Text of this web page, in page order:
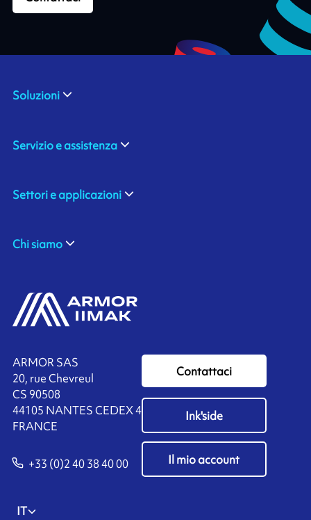
ARMOR SAS
20, rue Chevreul
CS 90508
44105 NANTES CEDEX 4
FRANCE
+33 (0)2 40 38 40 00
Contattaci
Ink'side
Il mio account
IT
Soluzioni
Servizio e assistenza
Settori e applicazioni
Chi siamo